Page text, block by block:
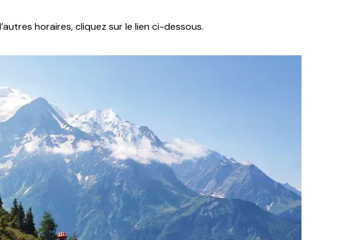
horaires, cliquez sur le lien ci-dessous.